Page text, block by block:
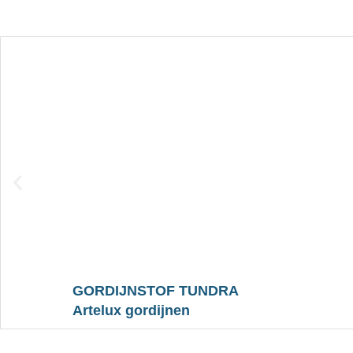
GORDIJNSTOF TUNDRA
Artelux gordijnen